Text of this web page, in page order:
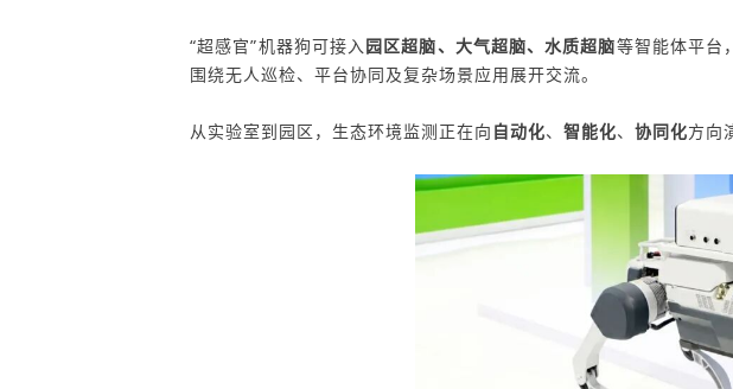
“超感官”机器狗可接入 园区超脑、大气超脑、水质超脑等智能体平台
围绕无人巡检、平台协同及复杂场景应用展开交流。
从实验室到园区，生态环境监测正在向 自动化、 智能化、 协同化方向